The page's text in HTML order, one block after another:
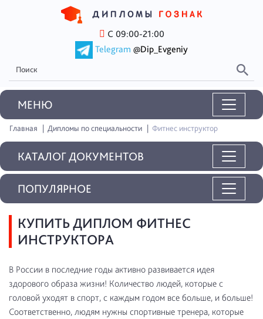
С 09:00-21:00
Telegram @Dip_Evgeniy
MEНЮ
Главная Дипломы по специальности Фитнес инструктор
КАТАЛОГ ДОКУМЕНТОВ
КУПИТЬ ДИПЛОМ ФИТНЕС
ИНСТРУКТОРА
В России в последние годы активно развивается идея
здорового образа жизни! Количество людей, которые с
головой уходят в спорт, с каждым годом все больше, и больше!
Соответственно, людям нужны спортивные тренера, которые
ПОПУЛЯРНОЕ